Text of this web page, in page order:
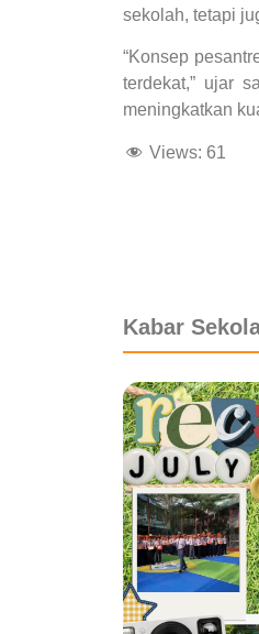
sekolah, tetapi
“Konsep
terdekat,” ujar
meningkatkan
Views: 61
Kabar